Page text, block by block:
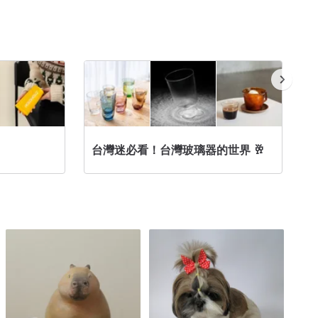
台灣迷必看！台灣玻璃器的世界 🥂